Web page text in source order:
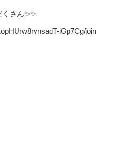
さん✨✨
iGp7Cg/join